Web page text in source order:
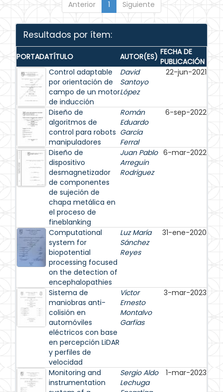
Anterior 1 Siguiente
Resultados por ítem:
PORTADATÍTULO AUTOR(ES) FECHA DE
PUBLICACIÓN
Control adaptable
por orientación de
campo de un motor
de inducción
David
Santoyo
López
22-jun-2021
Diseño de
algoritmos de
control para robots
manipuladores
Román
Eduardo
García
Ferral
6-sep-2022
Diseño de
dispositivo
desmagnetizador
de componentes
de sujeción de
chapa metálica en
el proceso de
fineblanking
Juan Pablo
Arreguin
Rodriguez
6-mar-2022
Computational
system for
biopotential
processing focused
on the detection of
encephalopathies
Luz María
Sánchez
Reyes
31-ene-2020
Sistema de
maniobras anti-
colisión en
automóviles
eléctricos con base
en percepción LiDAR
y perfiles de
velocidad
Victor
Ernesto
Montalvo
Garfias
3-mar-2023
Monitoring and
instrumentation
Sergio Aldo
Lechuga
1-mar-2023